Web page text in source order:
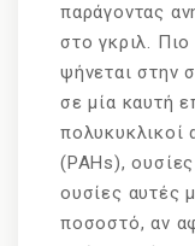
παράγοντας
στο γκριλ.
ψήνεται στην
σε μία καυτή
πολυκυκλικοί
(PAHs),
ουσίες αυτές
ποσοστό, αν